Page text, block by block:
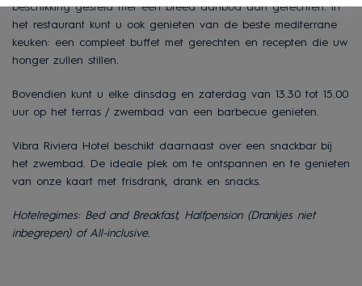
beschikking gesteld met een breed aanbod aan gerechten. In
het restaurant kunt u ook genieten van de beste mediterrane
keuken: een compleet buffet met gerechten en recepten die uw
honger zullen stillen.
Bovendien kunt u elke dinsdag en zaterdag van 13.30 tot 15.00
uur op het terras / zwembad van een barbecue genieten.
Vibra Riviera Hotel beschikt daarnaast over een snackbar bij
het zwembad. De ideale plek om te ontspannen en te genieten
van onze kaart met frisdrank, drank en snacks.
Hotelregimes: Bed and Breakfast, Halfpension (Drankjes niet
inbegrepen)of All-inclusive.